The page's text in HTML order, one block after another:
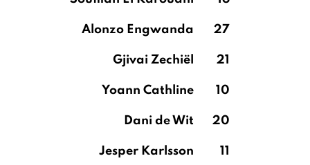
Alonzo Engwanda 27
Gjivai Zechiël 21
Yoann Cathline 10
Dani de Wit 20
Jesper Karlsson 11